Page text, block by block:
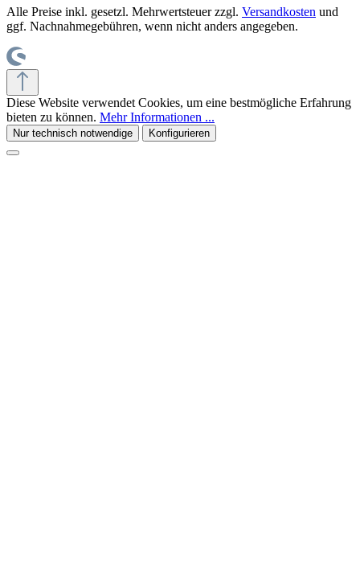
Alle Preise inkl. gesetzl. Mehrwertsteuer zzgl. Versandkosten und
ggf. Nachnahmegebühren, wenn nicht anders angegeben.
Diese Website verwendet Cookies, um eine bestmögliche Erfahrung
bieten zu können. Mehr Informationen ...
Nur technisch notwendige Konfigurieren